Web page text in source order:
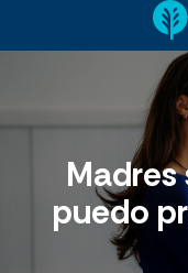
puedo